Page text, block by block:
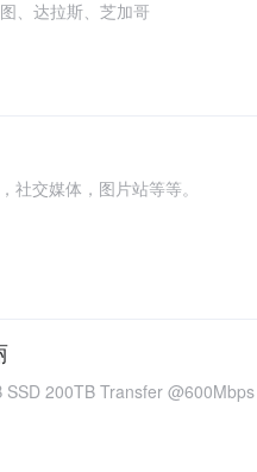
、达拉斯、芝加哥
交媒体，图片站等等。
200TB Transfer